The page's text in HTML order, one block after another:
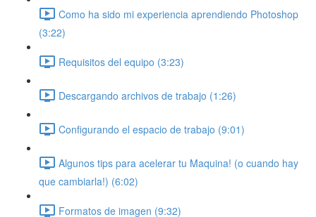
Como ha sido mi experiencia aprendiendo Photoshop
(3:22)
Requisitos del equipo (3:23)
Descargando archivos de trabajo (1:26)
Configurando el espacio de trabajo (9:01)
Algunos tips para acelerar tu Maquina! (o cuando hay
que cambiarla!) (6:02)
Formatos de imagen (9:32)